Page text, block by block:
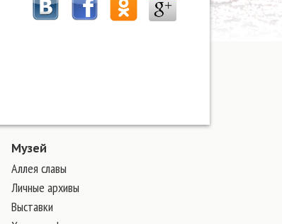
Музей
Аллея славы
Личные архивы
Выставки